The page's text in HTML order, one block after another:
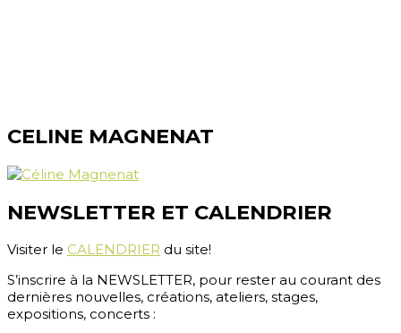
CELINE MAGNENAT
NEWSLETTER ET CALENDRIER
Visiter le CALENDRIER du site!
S’inscrire à la NEWSLETTER, pour rester au courant des
dernières nouvelles, créations, ateliers, stages,
expositions, concerts :